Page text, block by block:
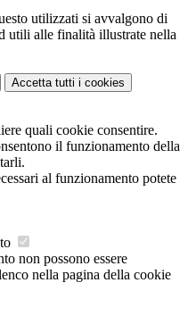
utilizzati si avvalgono di
utili alle finalità illustrate nella
Accetta tutti i cookies
quali cookie consentire.
il funzionamento della
al funzionamento potete
non possono essere
nella pagina della cookie